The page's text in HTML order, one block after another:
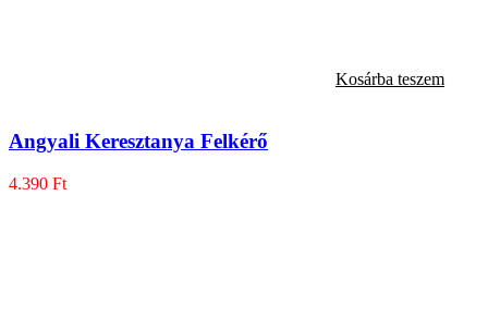
Kosárba teszem
Angyali Keresztanya Felkérő
4.390 Ft